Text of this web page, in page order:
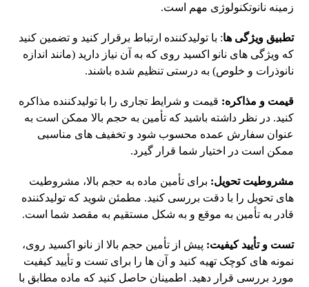
زمینه نانوتکنولوژی مهم است.
تطبیق ویژگی ها: با تولیدکننده ارتباط برقرار کنید و تضمین کنید
که ویژگی های نانو اکسید روی که به آن نیاز دارید (مانند اندازه
نانوذرات و خلوص) به درستی تنظیم شده باشند.
قیمت و مذاکره: قیمت و شرایط تجاری را با تولیدکننده مذاکره
کنید. در نظر داشته باشید که تأمین به حجم بالا ممکن است به
عنوان سفارش عمده محسوب شود و تخفیف های مناسبی
ممکن است در اختیار شما قرار گیرد.
مشروطیت تحویل: برای تأمین ماده به حجم بالا، مشروطیت
های تحویل را با دقت بررسی کنید. مطمئن شوید که تولیدکننده
قادر به تأمین به موقع و به شکل مستقیم به مقصد شما است.
تست و تأیید کیفیت: پیش از تأمین حجم بالا از نانو اکسید روی،
نمونه های کوچک تهیه کنید و آن ها را برای تست و تأیید کیفیت
مورد بررسی قرار دهید. اطمینان حاصل کنید که ماده مطابق با